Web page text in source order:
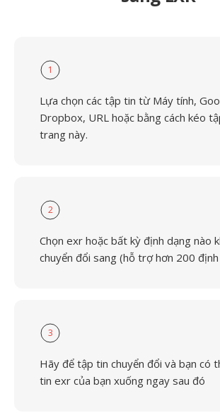
1
Lựa chọn các tập tin từ Máy tính,
Dropbox, URL hoặc bằng cách kéo
trang này.
2
Chọn exr hoặc bất kỳ định dạng nào
chuyển đổi sang (hỗ trợ hơn 200
3
Hãy để tập tin chuyển đổi và bạn có
tin exr của bạn xuống ngay sau đó